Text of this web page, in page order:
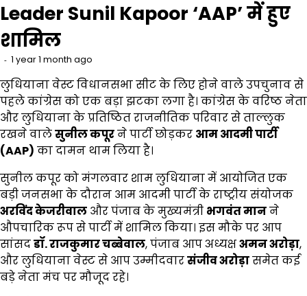
Leader Sunil Kapoor ‘AAP’ में हुए
शामिल
1 year 1 month ago
लुधियाना वेस्ट विधानसभा सीट के लिए होने वाले उपचुनाव से
पहले कांग्रेस को एक बड़ा झटका लगा है। कांग्रेस के वरिष्ठ नेता
और लुधियाना के प्रतिष्ठित राजनीतिक परिवार से ताल्लुक
रखने वालेसुनील कपूरने पार्टी छोड़कर आम आदमी पार्टी
(AAP) का दामन थाम लिया है।
सुनील कपूर को मंगलवार शाम लुधियाना में आयोजित एक
बड़ी जनसभा के दौरान आम आदमी पार्टी के राष्ट्रीय संयोजक
अरविंद केजरीवाल और पंजाब के मुख्यमंत्री भगवंत मानने
औपचारिक रूप से पार्टी में शामिल किया। इस मौके पर आप
सांसदडॉ. राजकुमार चब्बेवाल, पंजाब आप अध्यक्षअमन अरोड़ा,
और लुधियाना वेस्ट से आप उम्मीदवारसंजीव अरोड़ासमेत कई
बड़े नेता मंच पर मौजूद रहे।